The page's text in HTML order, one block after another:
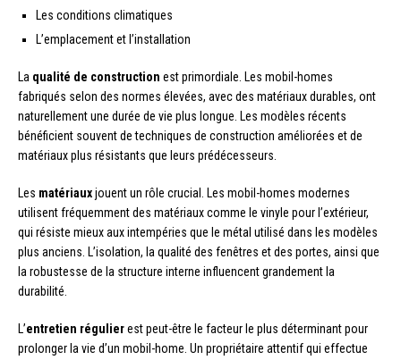
Les conditions climatiques
L’emplacement et l’installation
La qualité de construction est primordiale. Les mobil-homes
fabriqués selon des normes élevées, avec des matériaux durables, ont
naturellement une durée de vie plus longue. Les modèles récents
bénéficient souvent de techniques de construction améliorées et de
matériaux plus résistants que leurs prédécesseurs.
Les matériauxjouent un rôle crucial. Les mobil-homes modernes
utilisent fréquemment des matériaux comme le vinyle pour l’extérieur,
qui résiste mieux aux intempéries que le métal utilisé dans les modèles
plus anciens. L’isolation, la qualité des fenêtres et des portes, ainsi que
la robustesse de la structure interne influencent grandement la
durabilité.
L’entretien régulierest peut-être le facteur le plus déterminant pour
prolonger la vie d’un mobil-home. Un propriétaire attentif qui effectue